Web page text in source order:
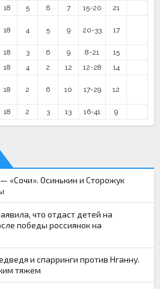
18 5 6 7 15-20 21
18 4 5 9 20-33 17
18 3 6 9 8-21
15
18 4 2 12 12-28 14
18 2 6 10 17-29 12
18 2 3 13 16-41 9
«Сочи». Осинькин и Сторожук
что отдаст детей на
победы россиянок на
и спарринги против Нганну.
тяжем